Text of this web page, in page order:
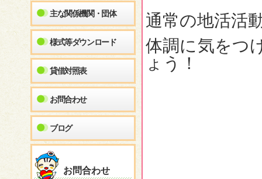
主な関係機関・団体
様式等ダウンロード
貸借対照表
お問合わせ
ブログ
お問合わせ
通常の地活活
体調に気をつ
ょう！